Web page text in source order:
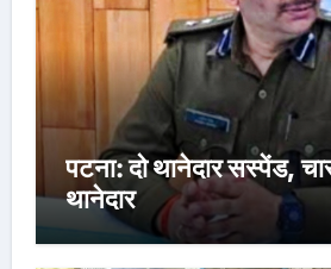
पटना: दो थानेदार सस्पेंड,
थानेदार